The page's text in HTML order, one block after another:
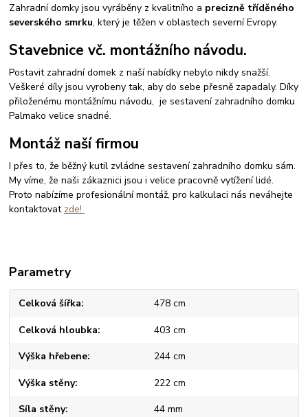
Zahradní domky jsou vyráběny z kvalitního a precizně tříděného
severského smrku, který je těžen v oblastech severní Evropy.
Stavebnice vč. montážního návodu.
Postavit zahradní domek z naší nabídky nebylo nikdy snažší.
Veškeré díly jsou vyrobeny tak, aby do sebe přesně zapadaly. Díky
přiloženému montážnímu návodu, je sestavení zahradního domku
Palmako velice snadné.
Montáž naší firmou
I přes to, že běžný kutil zvládne sestavení zahradního domku sám.
My víme, že naši zákaznici jsou i velice pracovně vytížení lidé.
Proto nabízíme profesionální montáž, pro kalkulaci nás neváhejte
kontaktovat zde!
Parametry
Celková šířka 478 cm
Celková hloubka 403 cm
Výška hřebene 244 cm
Výška stěny 222 cm
Síla stěny 44 mm